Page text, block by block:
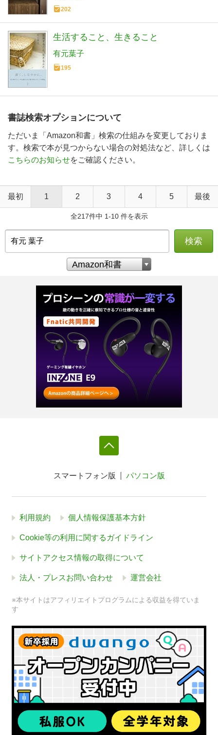
202
生活すること、生きること
有元葉子
195
書誌検索オプションについて
ただいま「Amazon和書」検索の仕組みを変更しておりま
す。検索で本が見つからない場合の対処法など、詳しくは
こちらのお知らせをご確認ください。
最初 1 2 3 4 5 最後
全217件中 1-10 件を表示
検索
スマートフォン版 パソコン版
利用規約 個人情報保護基本方針
Cookie等の利用に関するガイドライン
サイトアクセス情報の取得について
法人・プレスお問い合わせ 運営会社
※本サイトはアフィリエイトプログラムによる収益を得ていま
す